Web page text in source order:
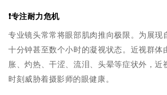
❗️专注耐力危机
专业镜头常常将眼部肌肉推向极限。为展
十分钟甚至数个小时的凝视状态。近视群
胀、灼热、干涩、流泪、头晕等症状外，近
时刻威胁着摄影师的眼健康。